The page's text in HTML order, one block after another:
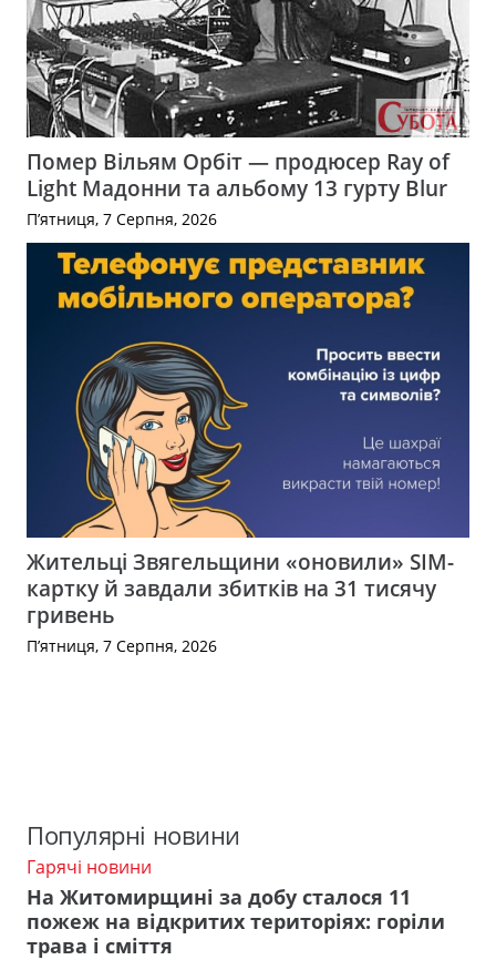
Помер Вільям Орбіт — продюсер Ray of
Light Мадонни та альбому 13 гурту Blur
П’ятниця, 7 Серпня, 2026
Жительці Звягельщини «оновили» SIM-
картку й завдали збитків на 31 тисячу
гривень
П’ятниця, 7 Серпня, 2026
Популярні новини
Гарячі новини
На Житомирщині за добу сталося 11
пожеж на відкритих територіях: горіли
трава і сміття